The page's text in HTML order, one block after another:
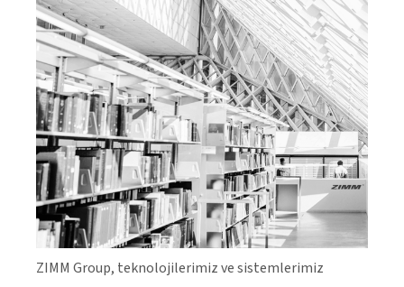
ZIMM Group, teknolojilerimiz ve sistemlerimiz